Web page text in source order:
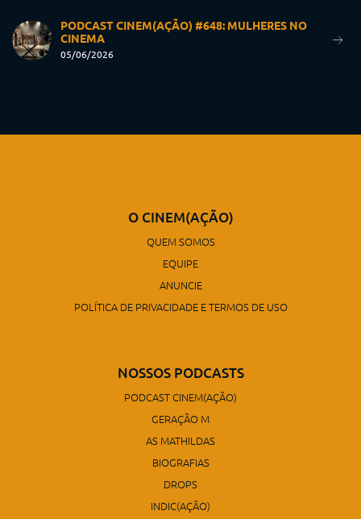
PODCAST CINEM(AÇÃO) #648: MULHERES NO
CINEMA
05/06/2026
O CINEM(AÇÃO)
QUEM SOMOS
EQUIPE
ANUNCIE
POLÍTICA DE PRIVACIDADE E TERMOS DE USO
NOSSOS PODCASTS
PODCAST CINEM(AÇÃO)
GERAÇÃO M
AS MATHILDAS
BIOGRAFIAS
DROPS
INDIC(AÇÃO)